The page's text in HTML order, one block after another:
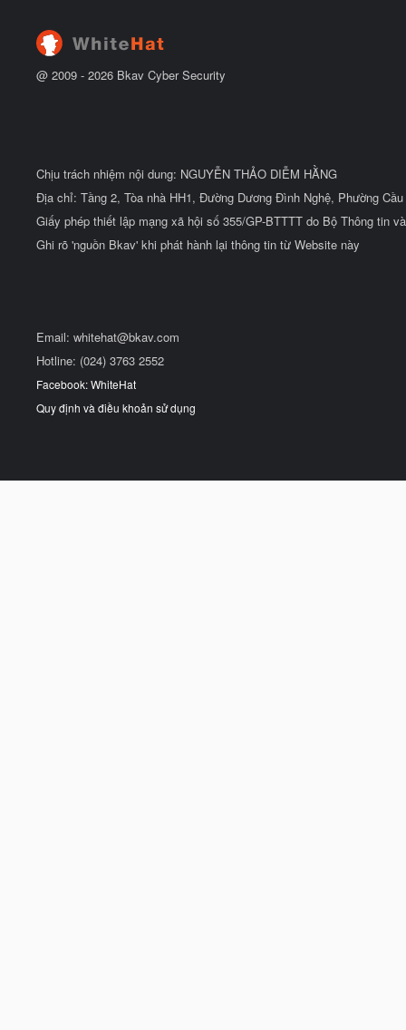
@ 2009 - 2026 Bkav Cyber Security
Chịu trách nhiệm nội dung: NGUYỄN THẢO DIỄM HẰNG
Địa chỉ: Tầng 2, Tòa nhà HH1, Đường Dương Đình Nghệ, Phường
Giấy phép thiết lập mạng xã hội số 355/GP-BTTTT do Bộ Thông tin
Ghi rõ 'nguồn Bkav' khi phát hành lại thông tin từ Website này
Email: whitehat@bkav.com
Hotline: (024) 3763 2552
Facebook: WhiteHat
Quy định và điều khoản sử dụng